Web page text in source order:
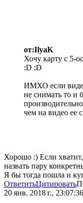
от:IlyaK
Хочу карту с 5-
:D :D
ИМХО если
не снимать то и
чем на видео ее
Хорошо :) Если
назвать пару
Я бы тогда пошла и
ОтветитьЦитировать
20 янв. 2018 г., 23:07:36